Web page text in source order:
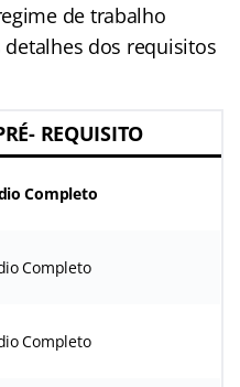
de trabalho
dos requisitos
REQUISITO
Completo
Completo
Completo